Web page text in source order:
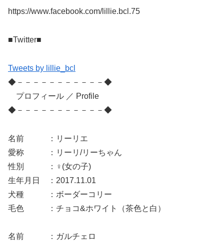
https://www.facebook.com/lillie.bcl.75
■Twitter■
Tweets by lillie_bcl
◆－－－－－－－－－－－◆
プロフィール ／ Profile
◆－－－－－－－－－－－◆
名前 ：リーリエ
愛称 ：リーリ/リーちゃん
性別 ：♀(女の子)
生年月日 ：2017.11.01
犬種 ：ボーダーコリー
毛色 ：チョコ&ホワイト（茶色と白）
名前 ：ガルチェロ